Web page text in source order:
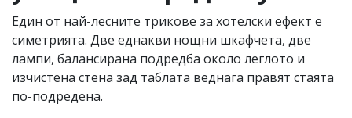
Един от най-лесните трикове за хотелски ефект е
симетрията. Две еднакви нощни шкафчета, две
лампи, балансирана подредба около леглото и
изчистена стена зад таблата веднага правят стаята
по-подредена.